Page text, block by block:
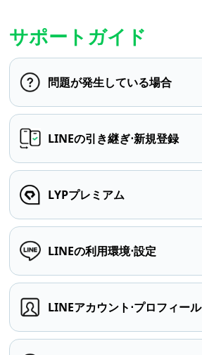
サポートガイド
問題が発生している場合
LINEの引き継ぎ⋅新規登録
LYPプレミアム
LINEの利用環境⋅設定
LINEアカウント⋅プロフィール